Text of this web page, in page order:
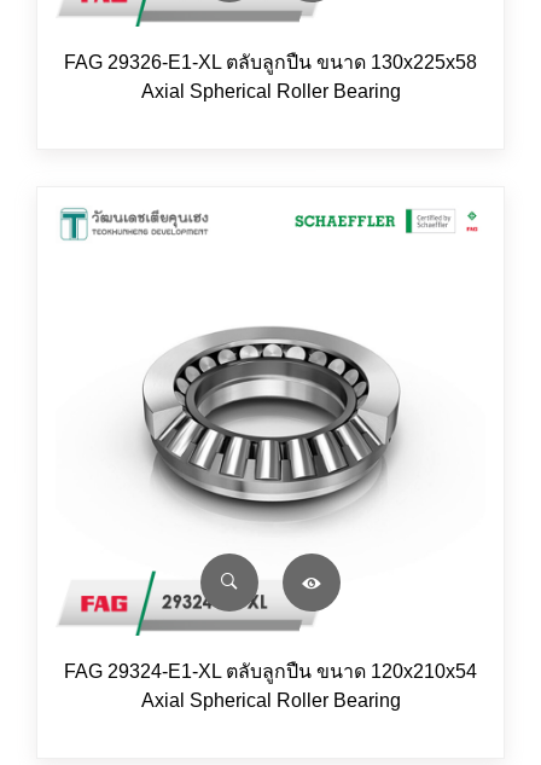
FAG 29326-E1-XL ตลับลูกปืน ขนาด 130x225x58
Axial Spherical Roller Bearing
FAG 29324-E1-XL ตลับลูกปืน ขนาด 120x210x54
Axial Spherical Roller Bearing